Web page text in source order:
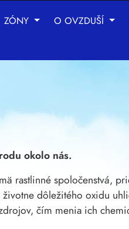
ZÓNY O OVZDUŠÍ
okolo nás.
rastlinné spoločenstvá,
dôležitého oxidu
čím menia ich